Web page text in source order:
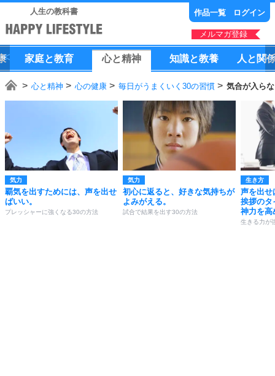
人生の教科書 作品一覧 ログイン
メルマガ登録
家庭と教育 心と精神 知識と教養 人 と 関
心と精神 心の健康 毎日がうまくいく30の習慣 気合が入ら
気力
覇気を出すためには、声を出せ
ばいい。
プレッシャーに強くなる30の方法
気力
初心に返ると、好きな気持ちが
よみがえる。
試合で結果を出す30の方法
生き方
声を出せ
挨拶のタ
神力を高
生きる力が